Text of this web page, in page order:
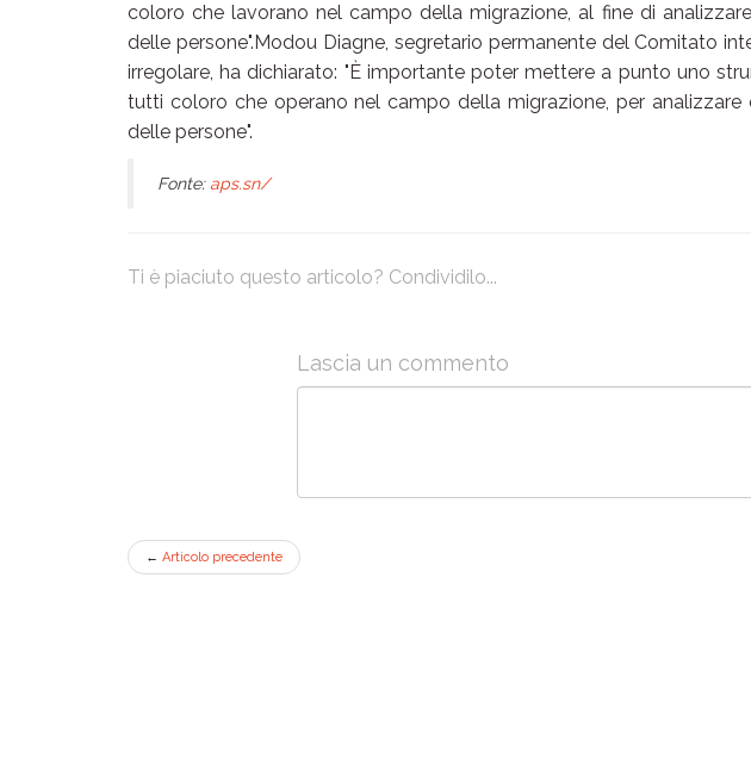
coloro che lavorano nel campo della migrazione, al fine di
delle persone".Modou Diagne, segretario permanente del Comitato
irregolare, ha dichiarato: "È importante poter mettere a punto uno
tutti coloro che operano nel campo della migrazione, per
delle persone".
Fonte: aps.sn/
Ti è piaciuto questo articolo? Condividilo...
Lascia un commento
← Articolo precedente